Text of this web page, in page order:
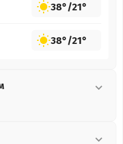
38°/21°
38°/21°